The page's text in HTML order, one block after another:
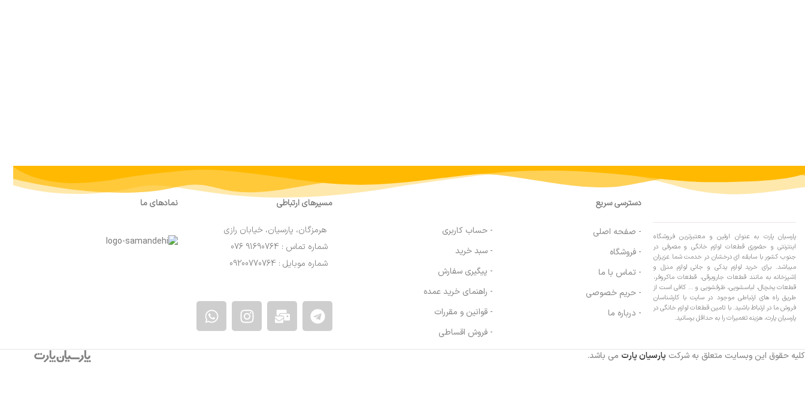
پارسیان پارت به عنوان اولین و معتبرترین فروشگاه
اینترنتی و حضوری قطعات لوازم خانگی و مصرفی در
جنوب کشور با سابقه ای درخشان در خدمت شما عزیزان
میباشد. برای خرید لوازم یدکی و جانی لوازم منزل و
آشپزخانه به مانند قطعات جاروبرقی، قطعات ماکروفر،
قطعات یخچال، لباسشویی، ظرفشویی و … کافی است از
طریق راه های ارتباطی موجود در سایت با کارشناسان
فروش ما در ارتباط باشید. با تامین قطعات لوازم خانگی در
پارسیان پارت، هزینه تعمیرات را به حداقل برسانید.
دسترسی سریع
- صفحه اصلی
- فروشگاه
- تماس با ما
- حریم خصوصی
- درباره ما
- حساب کاربری
- سبد خرید
- پیگیری سفارش
- راهنمای خرید عمده
- قوانین و مقررات
- فروش اقساطی
مسیرهای ارتباطی
هرمزگان، پارسیان، خیابان رازی
شماره تماس : 91690764 076
شماره موبایل : 09200770764
نمادهای ما
کلیه حقوق این وبسایت متعلق به شرکت پارسیان پارت می باشد.